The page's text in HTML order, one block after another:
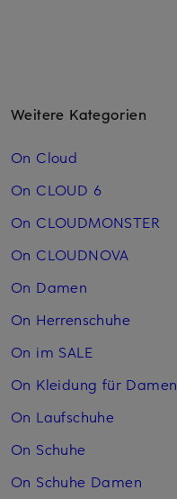
Weitere Kategorien
On Cloud
On CLOUD 6
On CLOUDMONSTER
On CLOUDNOVA
On Damen
On Herrenschuhe
On im SALE
On Kleidung für Damen
On Laufschuhe
On Schuhe
On Schuhe Damen